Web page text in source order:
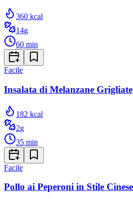
360 kcal
14g
60 min
Facile
Insalata di Melanzane Grigliate
182 kcal
2g
35 min
Facile
Pollo ai Peperoni in Stile Cinese